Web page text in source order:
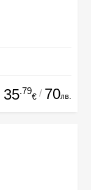
35.79
€ / 70лв.